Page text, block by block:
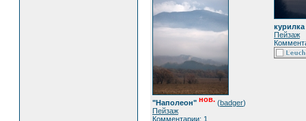
"Наполеон" нов. (badger)
Пейзаж
Комментарии: 1
курилка
Пейзаж